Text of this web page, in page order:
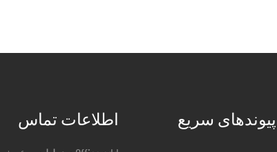
پیوندهای سریع اطلاعات تماس